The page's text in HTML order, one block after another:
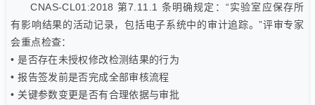
CNAS-CL01:2018 第7.11.1 条明确规定：“实验室应保存所
有影响结果的活动记录，包括电子系统中的审计追踪。”评审专家
会重点检查：
• 是否存在未授权修改检测结果的行为
• 报告签发前是否完成全部审核流程
• 关键参数变更是否有合理依据与审批